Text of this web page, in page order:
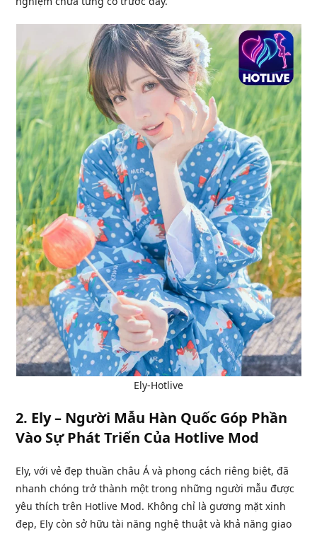
Ely-Hotlive
2. Ely – Người Mẫu Hàn Quốc Góp Phần
Vào Sự Phát Triển Của Hotlive Mod
Ely, với vẻ đẹp thuần châu Á và phong cách riêng biệt, đã
nhanh chóng trở thành một trong những người mẫu được
yêu thích trên Hotlive Mod. Không chỉ là gương mặt xinh
đẹp, Ely còn sở hữu tài năng nghệ thuật và khả năng giao